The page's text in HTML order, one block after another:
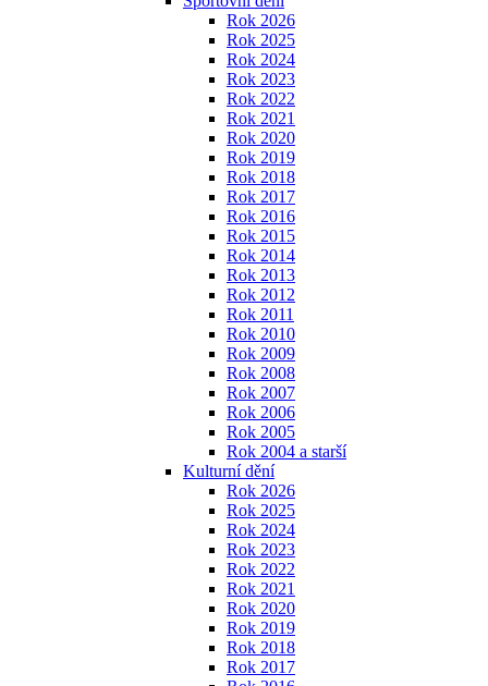
Rok 2026
Rok 2025
Rok 2024
Rok 2023
Rok 2022
Rok 2021
Rok 2020
Rok 2019
Rok 2018
Rok 2017
Rok 2016
Rok 2015
Rok 2014
Rok 2013
Rok 2012
Rok 2011
Rok 2010
Rok 2009
Rok 2008
Rok 2007
Rok 2006
Rok 2005
Rok 2004 a starší
Kulturní dění
Rok 2026
Rok 2025
Rok 2024
Rok 2023
Rok 2022
Rok 2021
Rok 2020
Rok 2019
Rok 2018
Rok 2017